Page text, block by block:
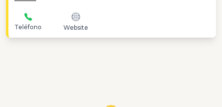
Teléfono Website